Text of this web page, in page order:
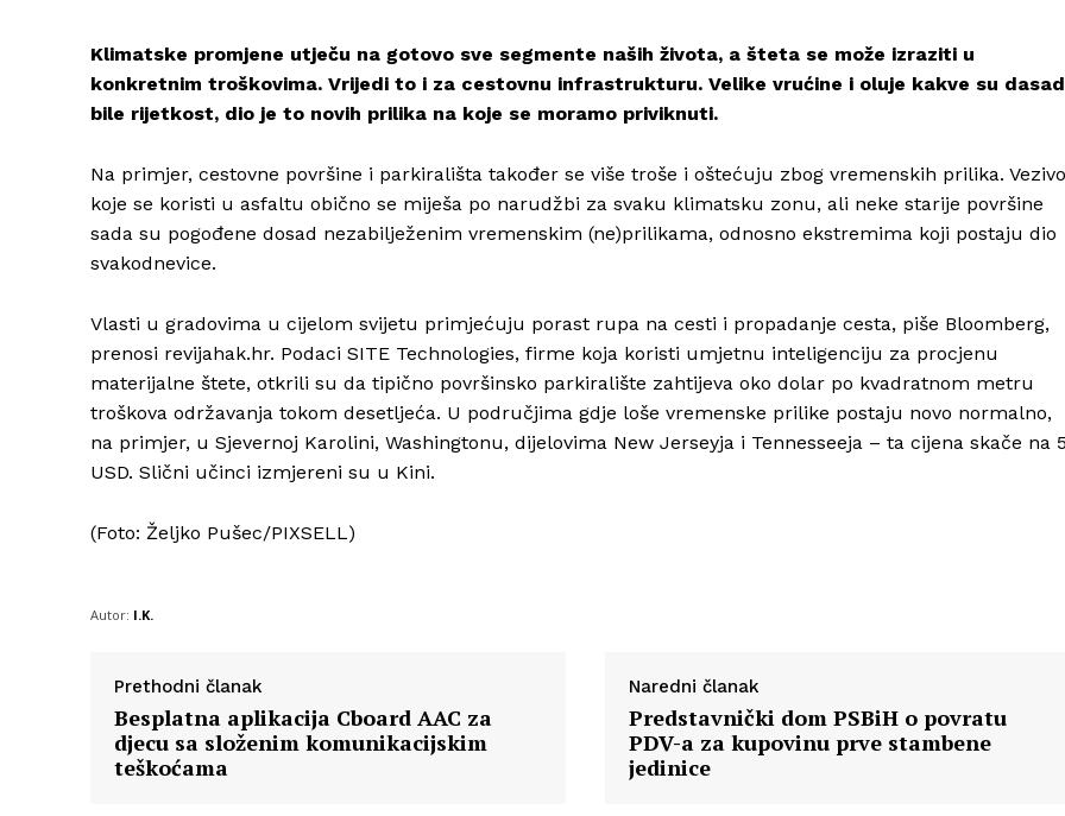
Info
Klimatske promjene utječu na gotovo sve segmente naših života, a šteta se može izraziti u
konkretnim troškovima. Vrijedi to i za cestovnu infrastrukturu. Velike vrućine i oluje kakve su dasad
bile rijetkost, dio je to novih prilika na koje se moramo priviknuti.
Na primjer, cestovne površine i parkirališta također se više troše i oštećuju zbog vremenskih prilika. Vezivo
koje se koristi u asfaltu obično se miješa po narudžbi za svaku klimatsku zonu, ali neke starije površine
sada su pogođene dosad nezabilježenim vremenskim (ne)prilikama, odnosno ekstremima koji postaju dio
svakodnevice.
Vlasti u gradovima u cijelom svijetu primjećuju porast rupa na cesti i propadanje cesta, piše Bloomberg,
prenosi revijahak.hr. Podaci SITE Technologies, firme koja koristi umjetnu inteligenciju za procjenu
materijalne štete, otkrili su da tipično površinsko parkiralište zahtijeva oko dolar po kvadratnom metru
troškova održavanja tokom desetljeća. U područjima gdje loše vremenske prilike postaju novo normalno,
na primjer, u Sjevernoj Karolini, Washingtonu, dijelovima New Jerseyja i Tennesseeja – ta cijena skače na
USD. Slični učinci izmjereni su u Kini.
(Foto: Željko Pušec/PIXSELL)
Autor: I.K.
Prethodni članak
Besplatna aplikacija Cboard AAC za
djecu sa složenim komunikacijskim
teškoćama
Naredni članak
Predstavnički dom PSBiH o povratu
PDV-a za kupovinu prve stambene
jedinice